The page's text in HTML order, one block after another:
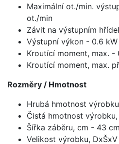
Maximální ot./min.
ot./min
Závit na výstupním
Výstupní výkon - 0.6 kW
Kroutící moment, max. -
Kroutící moment, max.
Rozměry / Hmotnost
Hrubá hmotnost
Čistá hmotnost
Šířka záběru, cm - 43 cm
Velikost výrobku,